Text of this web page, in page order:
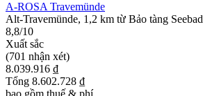
A-ROSA Travemünde
Alt-Travemünde, 1,2 km từ Bảo tàng Seebad
8,8/10
Xuất sắc
(701 nhận xét)
8.039.916 ₫
Tổng 8.602.728 ₫